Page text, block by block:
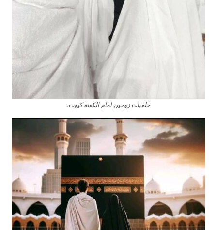
خلفيات زوجين امام الكعبة كيوت.